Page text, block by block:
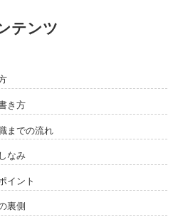
テンツ
き方
までの流れ
なみ
イント
裏側